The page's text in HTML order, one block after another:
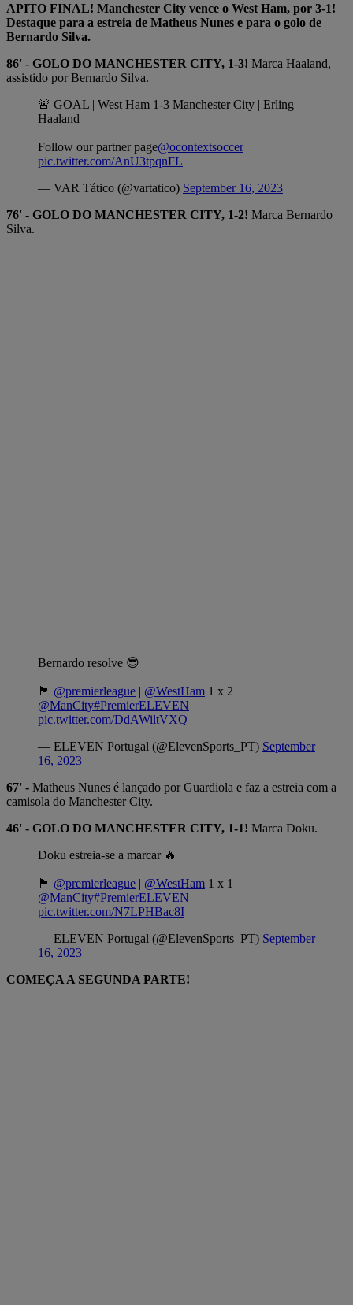
APITO FINAL! Manchester City vence o West Ham, por 3-1!
Destaque para a estreia de Matheus Nunes e para o golo de
Bernardo Silva.
86' - GOLO DO MANCHESTER CITY, 1-3! Marca Haaland,
assistido por Bernardo Silva.
🚨 GOAL | West Ham 1-3 Manchester City | Erling
Haaland
Follow our partner page@ocontextsoccer
pic.twitter.com/AnU3tpqnFL
— VAR Tático (@vartatico) September 16, 2023
76' - GOLO DO MANCHESTER CITY, 1-2! Marca Bernardo
Silva.
Bernardo resolve 😎
🏴󠁧󠁢󠁥󠁮󠁧󠁿 @premierleague | @WestHam 1 x 2
@ManCity#PremierELEVEN
pic.twitter.com/DdAWiltVXQ
— ELEVEN Portugal (@ElevenSports_PT) September
16, 2023
67' - Matheus Nunes é lançado por Guardiola e faz a estreia com a
camisola do Manchester City.
46' - GOLO DO MANCHESTER CITY, 1-1! Marca Doku.
Doku estreia-se a marcar 🔥
🏴󠁧󠁢󠁥󠁮󠁧󠁿 @premierleague | @WestHam 1 x 1
@ManCity#PremierELEVEN
pic.twitter.com/N7LPHBac8I
— ELEVEN Portugal (@ElevenSports_PT) September
16, 2023
COMEÇA A SEGUNDA PARTE!